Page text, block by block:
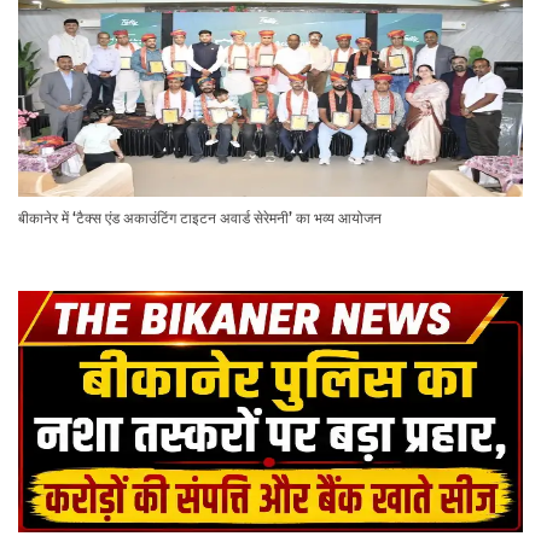
बीकानेर में ‘टैक्स एंड अकाउंटिंग टाइटन अवार्ड सेरेमनी’ का भव्य आयोजन